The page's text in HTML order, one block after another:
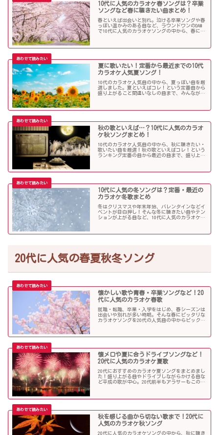
10代に人気のカラオケ春ソングは？卒業
ソングなど春に聴きたい曲まとめ！
春といえば出会いと別れ。泣ける卒業ソングや春
っぽい温かみのある曲など、ラウンドワンのDAM
で10代に人気のカラオケソングの中から、春に聴
夏に歌いたい！定番から最近までの10代
カラオケ人気夏ソング！
10代のカラオケ人気曲の中から、夏っぽい曲を厳
選しました。夏といえばコレ！という定番曲から
盛り上がること間違いなしの曲まで、みんなが選
秋の歌といえば…？10代に人気のカラオ
ケ秋ソングまとめ！
10代のカラオケ人気曲の中から、秋に聴きたい・
歌いたい曲を厳選！秋の歌といえばコレ！という
ランキング定番の曲から最近の曲まで、盛り上が
10代に人気の冬ソングは？定番・最近の
カラオケ冬歌まとめ
冬はクリスマスや年末年始、バレンタインなどイ
ベントが目白押し！そんな冬に聴きたい曲やテン
ションが上がる曲など、10代に人気のカラオケソ
20代に人気の春夏秋冬ソング
懐かしい歌や青春・卒業ソングなど！20
代に人気のカラオケ春歌
就職・転職、卒業・入学をはじめ、春シーズンは
出会いや別れが多い時期。そんな春にピッタリな
カラオケソングを20代の人気曲の中からピックア
懐メロや夏に合うドライブソングなど！
20代に人気のカラオケ夏歌
20代におすすめのカラオケ夏ソングをまとめまし
た！盛り上がる曲やドライブしながらかける曲な
ど平成の歌が中心。20代前半もアラサーもこの曲
秋を感じる曲から切ない歌まで！20代に
人気のカラオケ秋ソング
20代に人気のカラオケソングの中から、秋に聴き